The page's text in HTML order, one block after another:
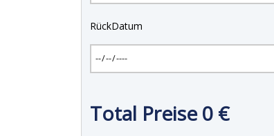
RückDatum
Total Preise0 €